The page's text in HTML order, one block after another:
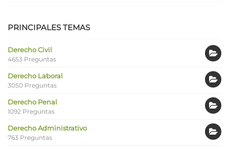
PRINCIPALES TEMAS
Derecho Civil
4653 Preguntas
Derecho Laboral
3050 Preguntas
Derecho Penal
1092 Preguntas
Derecho Administrativo
763 Preguntas